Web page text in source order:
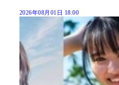
2026年08月01日 18:00